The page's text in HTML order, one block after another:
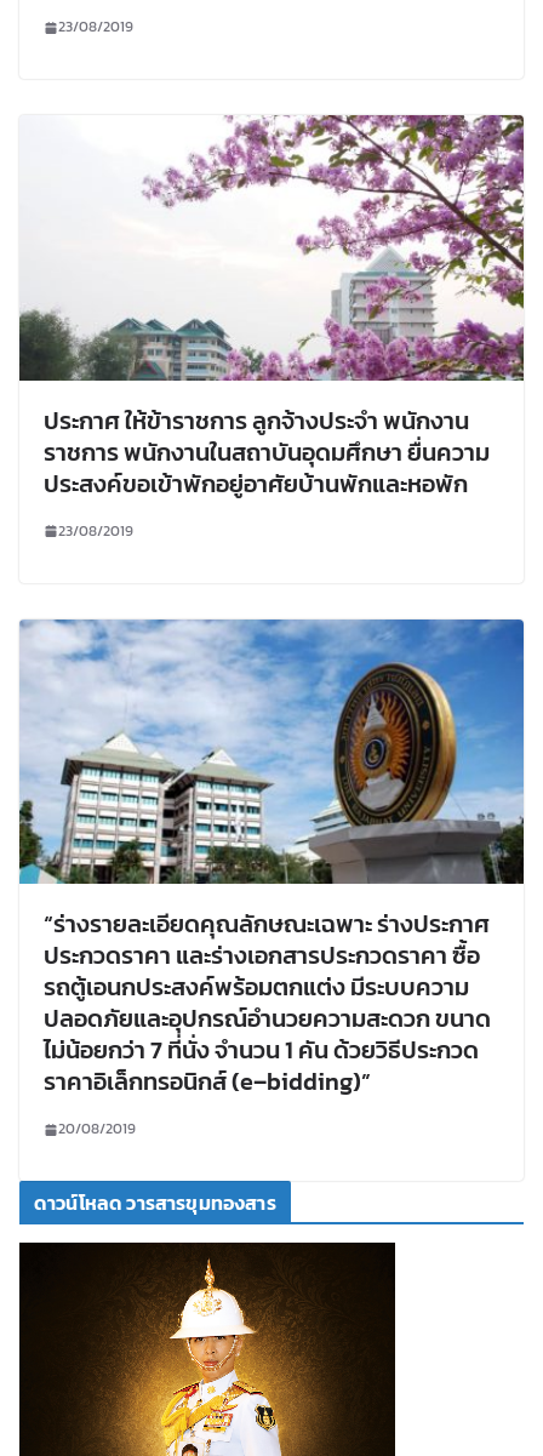
23/08/2019
ประกาศ ให้ข้าราชการ ลูกจ้างประจำ พนักงาน
ราชการ พนักงานในสถาบันอุดมศึกษา ยื่นความ
ประสงค์ขอเข้าพักอยู่อาศัยบ้านพักและหอพัก
23/08/2019
“ร่างรายละเอียดคุณลักษณะเฉพาะ ร่างประกาศ
ประกวดราคา และร่างเอกสารประกวดราคา ซื้อ
รถตู้เอนกประสงค์พร้อมตกแต่ง มีระบบความ
ปลอดภัยและอุปกรณ์อำนวยความสะดวก ขนาด
ไม่น้อยกว่า 7 ที่นั่ง จำนวน 1 คัน ด้วยวิธีประกวด
ราคาอิเล็กทรอนิกส์ (e–bidding)”
20/08/2019
ดาวน์โหลด วารสารขุมทองสาร